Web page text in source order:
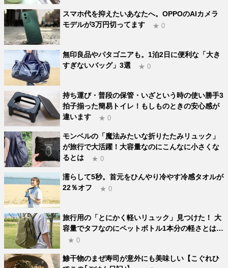
スマホ代を抑えたいあなたへ。OPPOのAIカメラ
モデルが3万円切ってます
★ 0
無印良品やパタゴニアも。1泊2日に便利な「大き
すぎないバッグ」3選
★ 0
持ち運び・普段の保管・いざという時の使い勝手3
拍子揃った簡易トイレ！もしものときの安心感が
違います
★ 0
モンベルの「魔法みたいな折りたたみリュック」
が旅行で大活躍！大容量なのにこんなに小さくな
るとは
★ 0
濡らして5秒。首元をひんやり冷やす冷感タオルが
22％オフ
★ 0
旅行用の「とにかく軽いリュック」見つけた！ 大
容量でタフなのにペットボトル1本分の軽さとは…
★ 0
鯵干物のまぜ寿司が意外にも美味しい【こぐれひ